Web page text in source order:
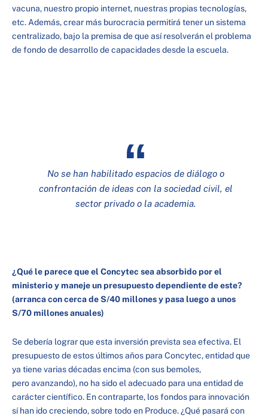
vacuna, nuestro propio internet, nuestras propias tecnologías,
etc. Además, crear más burocracia permitirá tener un sistema
centralizado, bajo la premisa de que así resolverán el problema
de fondo de desarrollo de capacidades desde la escuela.
No se han habilitado espacios de diálogo o
confrontación de ideas con la sociedad civil, el
sector privado o la academia.
¿Qué le parece que el Concytec sea absorbido por el
ministerio y maneje un presupuesto dependiente de este?
(arranca con cerca de S/40 millones y pasa luego a unos
S/70 millones anuales)
Se debería lograr que esta inversión prevista sea efectiva. El
presupuesto de estos últimos años para Concytec, entidad que
ya tiene varias décadas encima (con sus bemoles,
pero avanzando), no ha sido el adecuado para una entidad de
carácter científico. En contraparte, los fondos para innovación
sí han ido creciendo, sobre todo en Produce. ¿Qué pasará con